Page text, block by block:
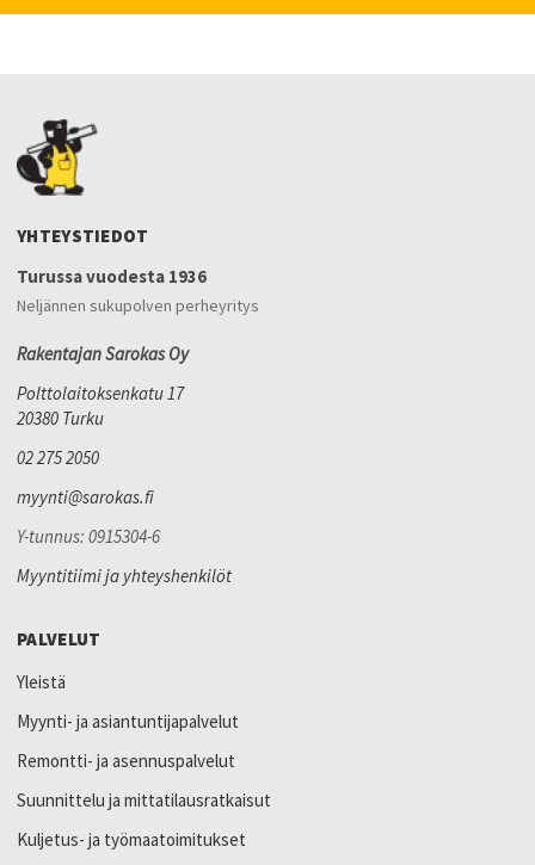
YHTEYSTIEDOT
Turussa vuodesta 1936
Neljännen sukupolven perheyritys
Rakentajan Sarokas Oy
Polttolaitoksenkatu 17
20380 Turku
02 275 2050
myynti@sarokas.fi
Y-tunnus: 0915304-6
Myyntitiimi ja yhteyshenkilöt
PALVELUT
Yleistä
Myynti- ja asiantuntijapalvelut
Remontti- ja asennuspalvelut
Suunnittelu ja mittatilausratkaisut
Kuljetus- ja työmaatoimitukset